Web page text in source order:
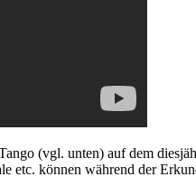
(vgl. unten) auf dem
etc. können während der